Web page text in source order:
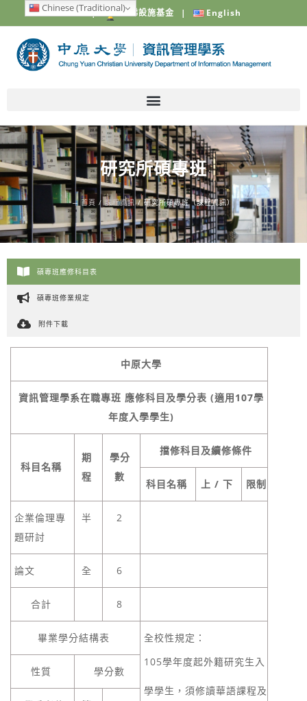
中原大學 | 電梯設施基金 | English
研究所碩專班
─ 首頁 /課程資訊/研究所碩專班（課程資訊）
碩專班應修科目表
碩專班修業規定
附件下載
中原大學
資訊管理學系在職專班 應修科目及學分表 (適用107學
年度入學學生)
科目名稱
期
程
學分
數
擋修科目及續修條件
科目名稱 上 / 下 限制
企業倫理專
題研討
半 2
論文 全 6
合計 8
畢業學分結構表
全校性規定：
105學年度起外籍研究生入
學學生，須修讀華語課程及
性質 學分數
Chinese (Traditional)